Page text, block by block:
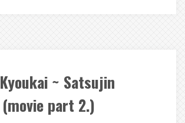
~ Satsujin
part 2.)